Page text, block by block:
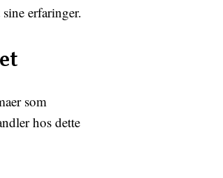
erfaringer.
som
hos dette